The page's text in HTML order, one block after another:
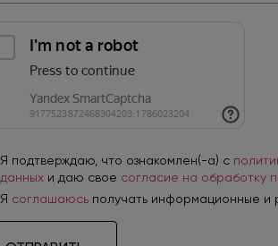
Я подтверждаю, что ознакомлен(-а) с
данных и даю свое согласие на обработку
Я соглашаюсь получать информационные